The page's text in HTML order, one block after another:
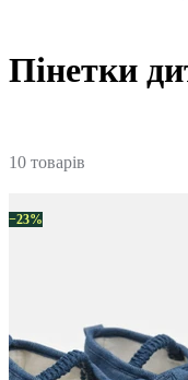
Пінетки
10 товарів
−23%